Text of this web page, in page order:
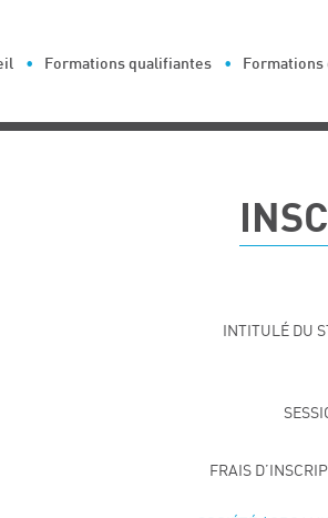
Formations qualifiantes
INTITULÉ DU
FRAIS